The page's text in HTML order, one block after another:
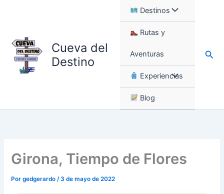
Cueva del
Destino
Destinos
Rutas y
Aventuras
Experiencias
Blog
Girona, Tiempo de Flores
Porgedgerardo/3 de mayo de 2022